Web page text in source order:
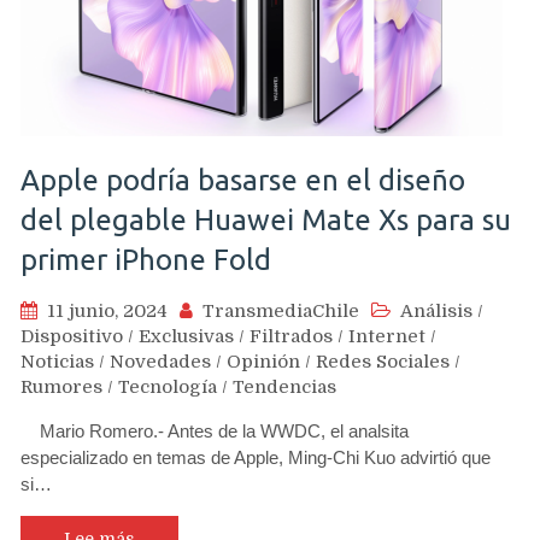
Apple podría basarse en el diseño
del plegable Huawei Mate Xs para su
primer iPhone Fold
11 junio, 2024 TransmediaChile Análisis /
Dispositivo / Exclusivas / Filtrados / Internet /
Noticias / Novedades / Opinión / Redes Sociales /
Rumores / Tecnología / Tendencias
Mario Romero.- Antes de la WWDC, el analsita
especializado en temas de Apple, Ming-Chi Kuo advirtió que
si…